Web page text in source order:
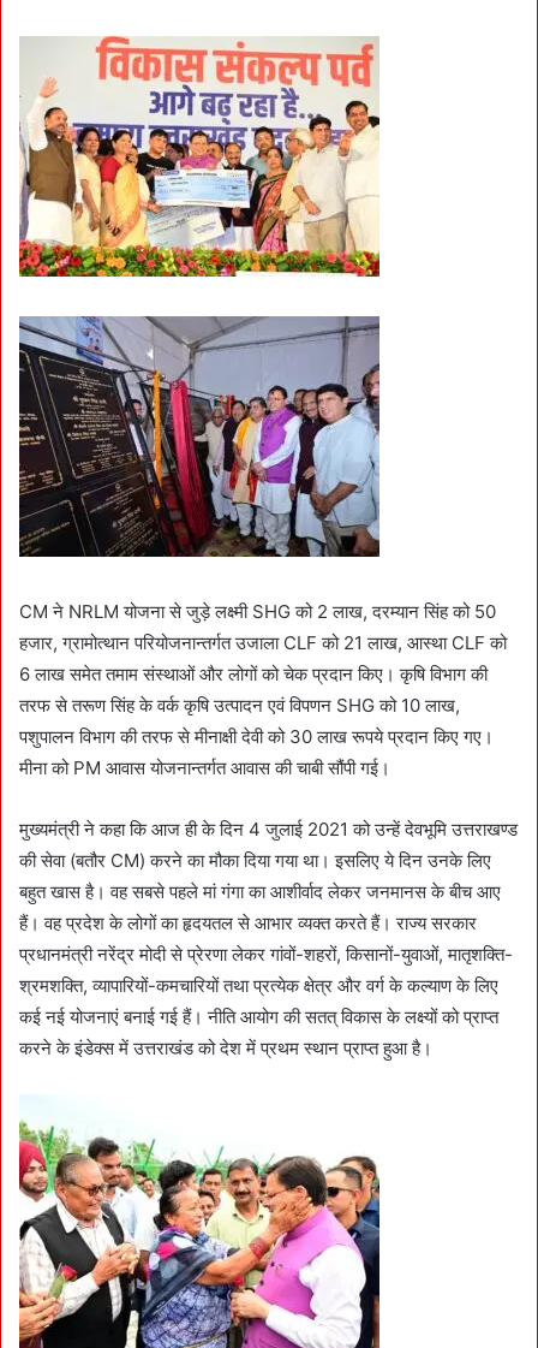
CM ने NRLM योजना से जुड़े लक्ष्मी SHG को 2 लाख, दरम्यान सिंह को 50
हजार, ग्रामोत्थान परियोजनान्तर्गत उजाला CLF को 21 लाख, आस्था CLF को
6 लाख समेत तमाम संस्थाओं और लोगों को चेक प्रदान किए। कृषि विभाग की
तरफ से तरूण सिंह के वर्क कृषि उत्पादन एवं विपणन SHG को 10 लाख,
पशुपालन विभाग की तरफ से मीनाक्षी देवी को 30 लाख रूपये प्रदान किए गए।
मीना को PM आवास योजनान्तर्गत आवास की चाबी सौंपी गई।
मुख्यमंत्री ने कहा कि आज ही के दिन 4 जुलाई 2021 को उन्हें देवभूमि उत्तराखण्ड
की सेवा (बतौर CM) करने का मौका दिया गया था। इसलिए ये दिन उनके लिए
बहुत खास है। वह सबसे पहले मां गंगा का आशीर्वाद लेकर जनमानस के बीच आए
हैं। वह प्रदेश के लोगों का हृदयतल से आभार व्यक्त करते हैं। राज्य सरकार
प्रधानमंत्री नरेंद्र मोदी से प्रेरणा लेकर गांवों-शहरों, किसानों-युवाओं, मातृशक्ति-
श्रमशक्ति, व्यापारियों-कमचारियों तथा प्रत्येक क्षेत्र और वर्ग के कल्याण के लिए
कई नई योजनाएं बनाई गई हैं। नीति आयोग की सतत् विकास के लक्ष्यों को प्राप्त
करने के इंडेक्स में उत्तराखंड को देश में प्रथम स्थान प्राप्त हुआ है।